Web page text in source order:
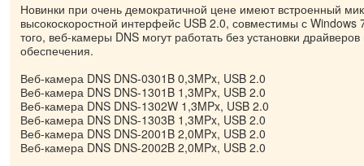
Новинки при очень демократичной цене имеют встроенный
высокоскоростной интерфейс USB 2.0, совместимы с
того, веб-камеры DNS могут работать без установки
обеспечения.
Веб-камера DNS DNS-0301B 0,3MPx, USB 2.0
Веб-камера DNS DNS-1301B 1,3MPx, USB 2.0
Веб-камера DNS DNS-1302W 1,3MPx, USB 2.0
Веб-камера DNS DNS-1303B 1,3MPx, USB 2.0
Веб-камера DNS DNS-2001B 2,0MPx, USB 2.0
Веб-камера DNS DNS-2002B 2,0MPx, USB 2.0